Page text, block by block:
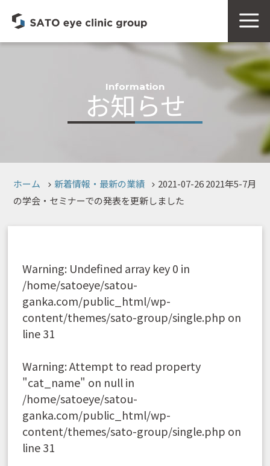
Information
お知らせ
ホーム 新着情報・最新の業績
2021-07-26 2021年5-7月
の学会・セミナーでの発表を更新しました
Warning: Undefined array key 0 in
/home/satoeye/satou-
ganka.com/public_html/wp-
content/themes/sato-group/single.php on
line31
Warning: Attempt to read property
"cat_name" on null in
/home/satoeye/satou-
ganka.com/public_html/wp-
content/themes/sato-group/single.php on
line31